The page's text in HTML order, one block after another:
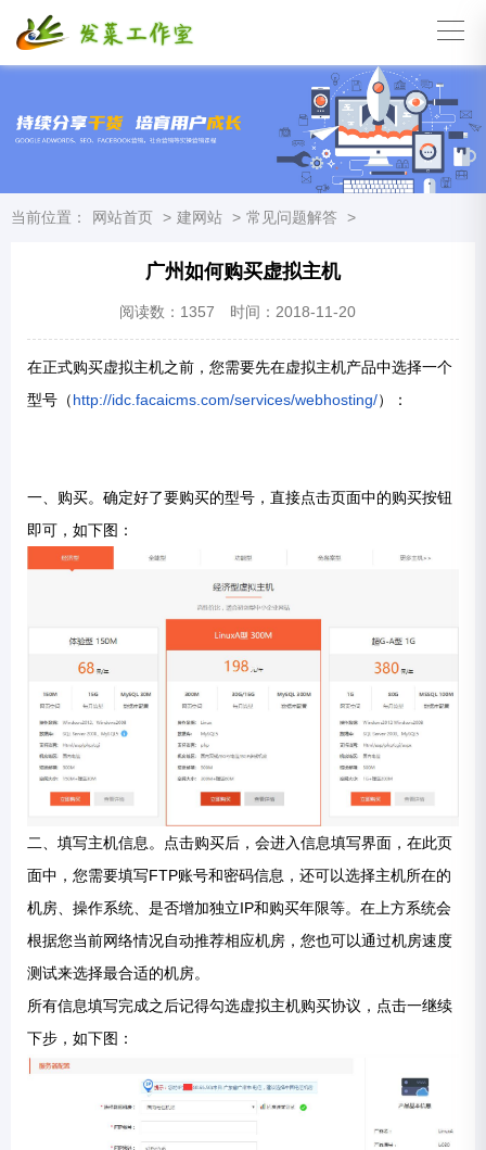
当前位置： 网站首页 > 建网站 > 常见问题解答 >
广州如何购买虚拟主机
阅读数： 1357 时间：2018-11-20
在正式购买虚拟主机之前，您需要先在虚拟主机产品中选择一个
型号（http://idc.facaicms.com/services/webhosting/）：
一、购买。确定好了要购买的型号，直接点击页面中的购买按钮
即可，如下图：
二、填写主机信息。点击购买后，会进入信息填写界面，在此页
面中，您需要填写FTP账号和密码信息，还可以选择主机所在的
机房、操作系统、是否增加独立IP和购买年限等。在上方系统会
根据您当前网络情况自动推荐相应机房，您也可以通过机房速度
测试来选择最合适的机房。
所有信息填写完成之后记得勾选虚拟主机购买协议，点击一继续
下步，如下图：